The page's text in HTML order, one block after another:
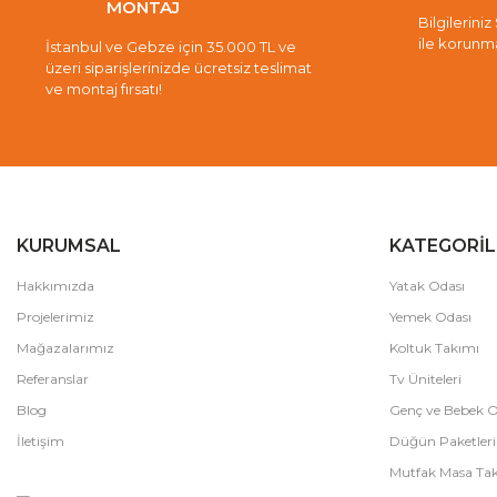
MONTAJ
İstanbul ve Gebze için 35.000 TL ve
üzeri siparişlerinizde ücretsiz teslimat
ve montaj fırsatı!
Bilgileriniz
ile
KURUMSAL
Hakkımızda
Projelerimiz
Mağazalarımız
Referanslar
Blog
İletişim
Yatak Odası
Yemek Odası
Koltuk Takımı
Tv Üniteleri
Genç ve Bebek
Düğün Paketleri
Mutfak Masa